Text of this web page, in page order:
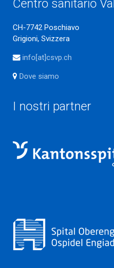
Centro sanitario
CH-7742 Poschiavo
Grigioni, Svizzera
info[at]csvp.ch
Dove siamo
I nostri partner